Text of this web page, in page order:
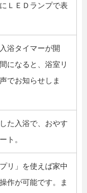
ＬＥＤランプで表
浴タイマーが開
になると、浴室リ
でお知らせしま
た入浴で、おやす
ト。
リ」を使えば家中
作が可能です。ま